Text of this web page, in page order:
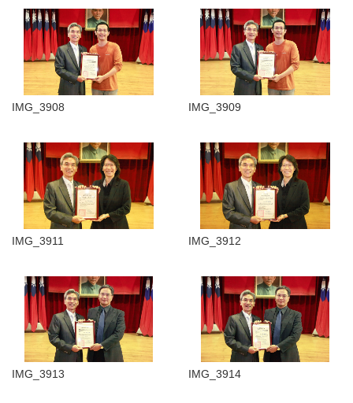
IMG_3908 IMG_3909
IMG_3911 IMG_3912
IMG_3913 IMG_3914